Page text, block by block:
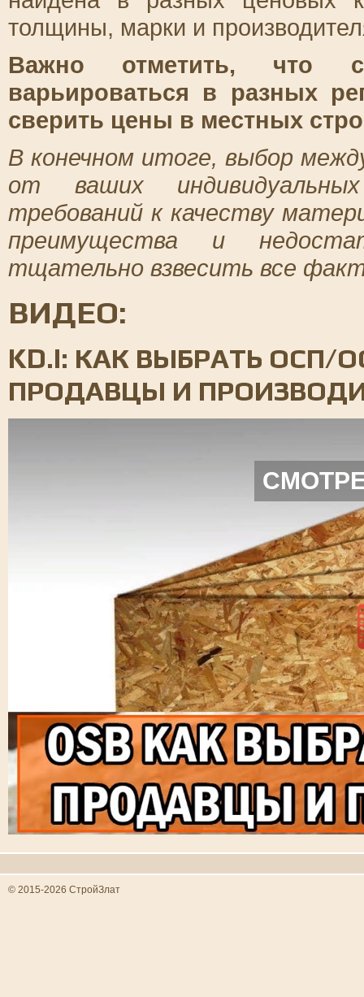
толщины, марки и
Важно отметить, что
варьироваться в разных
сверить цены в местных
В конечном итоге, выбор
от ваших
требований к качеству
преимущества и
тщательно взвесить все
ВИДЕО:
KD.I: КАК ВЫБРАТЬ ОСП/
ПРОДАВЦЫ И
© 2015-2026 СтройЗлат